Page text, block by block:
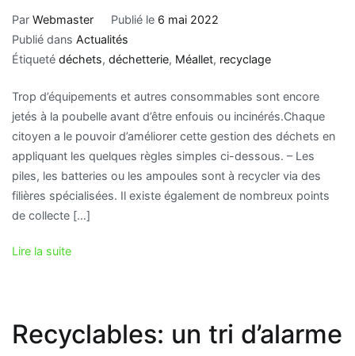
Par Webmaster Publié le 6 mai 2022
Publié dans Actualités
Étiqueté déchets, déchetterie, Méallet, recyclage
Trop d’équipements et autres consommables sont encore
jetés à la poubelle avant d’être enfouis ou incinérés.Chaque
citoyen a le pouvoir d’améliorer cette gestion des déchets en
appliquant les quelques règles simples ci-dessous. – Les
piles, les batteries ou les ampoules sont à recycler via des
filières spécialisées. Il existe également de nombreux points
de collecte […]
Lire la suite
Recyclables: un tri d’alarme